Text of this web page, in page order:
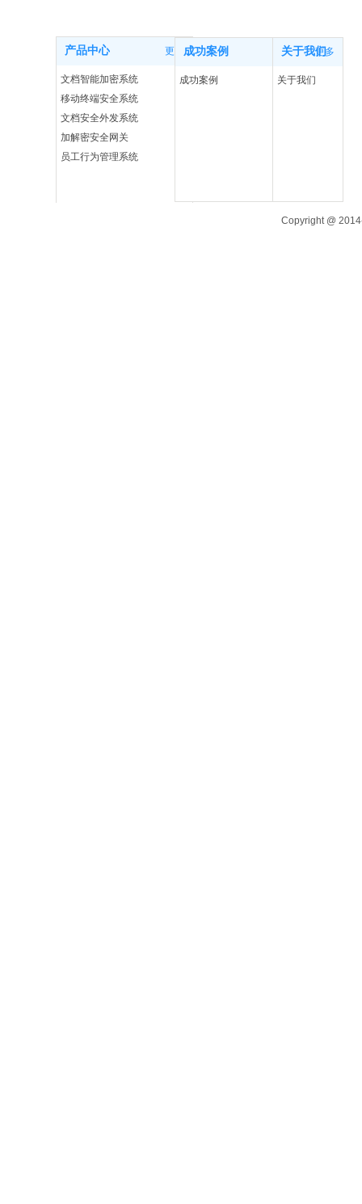
产品中心 更多
文档智能加密系统
移动终端安全系统
文档安全外发系统
加解密安全网关
员工行为管理系统
成功案例 更多
成功案例
关于我们
更多
关于我们
Copyright @